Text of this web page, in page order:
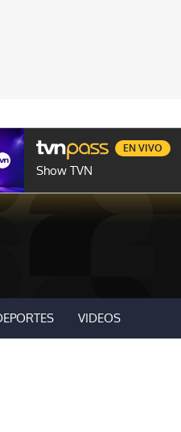
GENTE TVN
Show TVN
EN VIVO
VIDEOS